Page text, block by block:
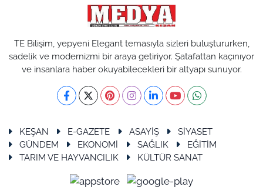
TE Bilişim, yepyeni Elegant temasıyla sizleri buluştururken,
sadelik ve modernizmi bir araya getiriyor. Şatafattan kaçınıyor
ve insanlara haber okuyabilecekleri bir altyapı sunuyor.
KEŞAN E-GAZETE ASAYİŞ
SİYASET
GÜNDEM
EKONOMİ SAĞLIK
EĞİTİM
TARIM VE HAYVANCILIK
KÜLTÜR SANAT